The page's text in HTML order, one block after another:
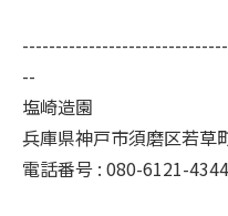
--
塩崎造園
兵庫県神戸市須磨区若草
電話番号 : 080-6121-4344